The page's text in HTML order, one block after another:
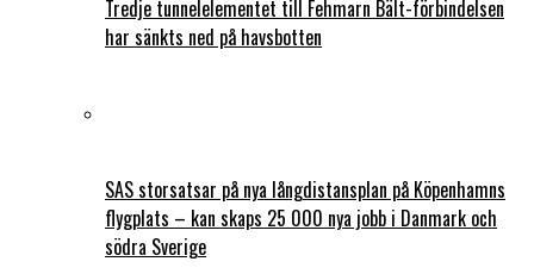
Tredje tunnelelementet till Fehmarn Bält-förbindelsen
har sänkts ned på havsbotten
SAS storsatsar på nya långdistansplan på Köpenhamns
flygplats – kan skaps 25 000 nya jobb i Danmark och
södra Sverige